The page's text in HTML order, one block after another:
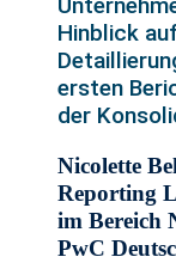
Hinblick
ersten
der
Nicolette
Reporting
im Bereich
PwC